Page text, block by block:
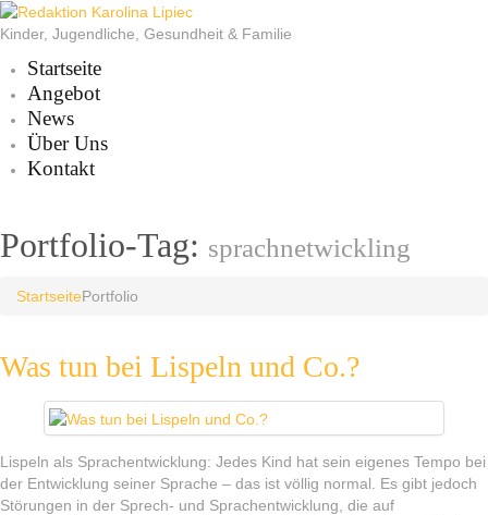
Kinder, Jugendliche, Gesundheit & Familie
Startseite
Angebot
News
Über Uns
Kontakt
Portfolio-Tag: sprachnetwickling
StartseitePortfolio
Was tun bei Lispeln und Co.?
Lispeln als Sprachentwicklung: Jedes Kind hat sein eigenes Tempo bei
der Entwicklung seiner Sprache – das ist völlig normal. Es gibt jedoch
Störungen in der Sprech- und Sprachentwicklung, die auf